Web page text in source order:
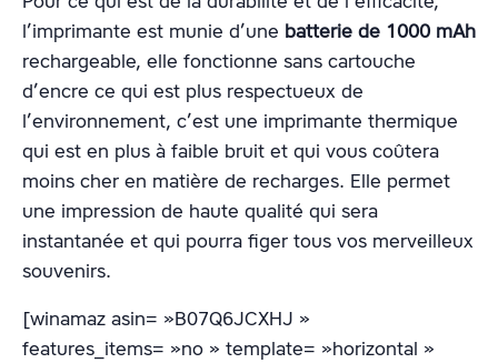
l’imprimante est munie d’une batterie de 1000 mAh
rechargeable, elle fonctionne sans cartouche
d’encre ce qui est plus respectueux de
l’environnement, c’est une imprimante thermique
qui est en plus à faible bruit et qui vous coûtera
moins cher en matière de recharges. Elle permet
une impression de haute qualité qui sera
instantanée et qui pourra figer tous vos merveilleux
souvenirs.
[winamaz asin= »B07Q6JCXHJ »
features_items= »no » template= »horizontal »